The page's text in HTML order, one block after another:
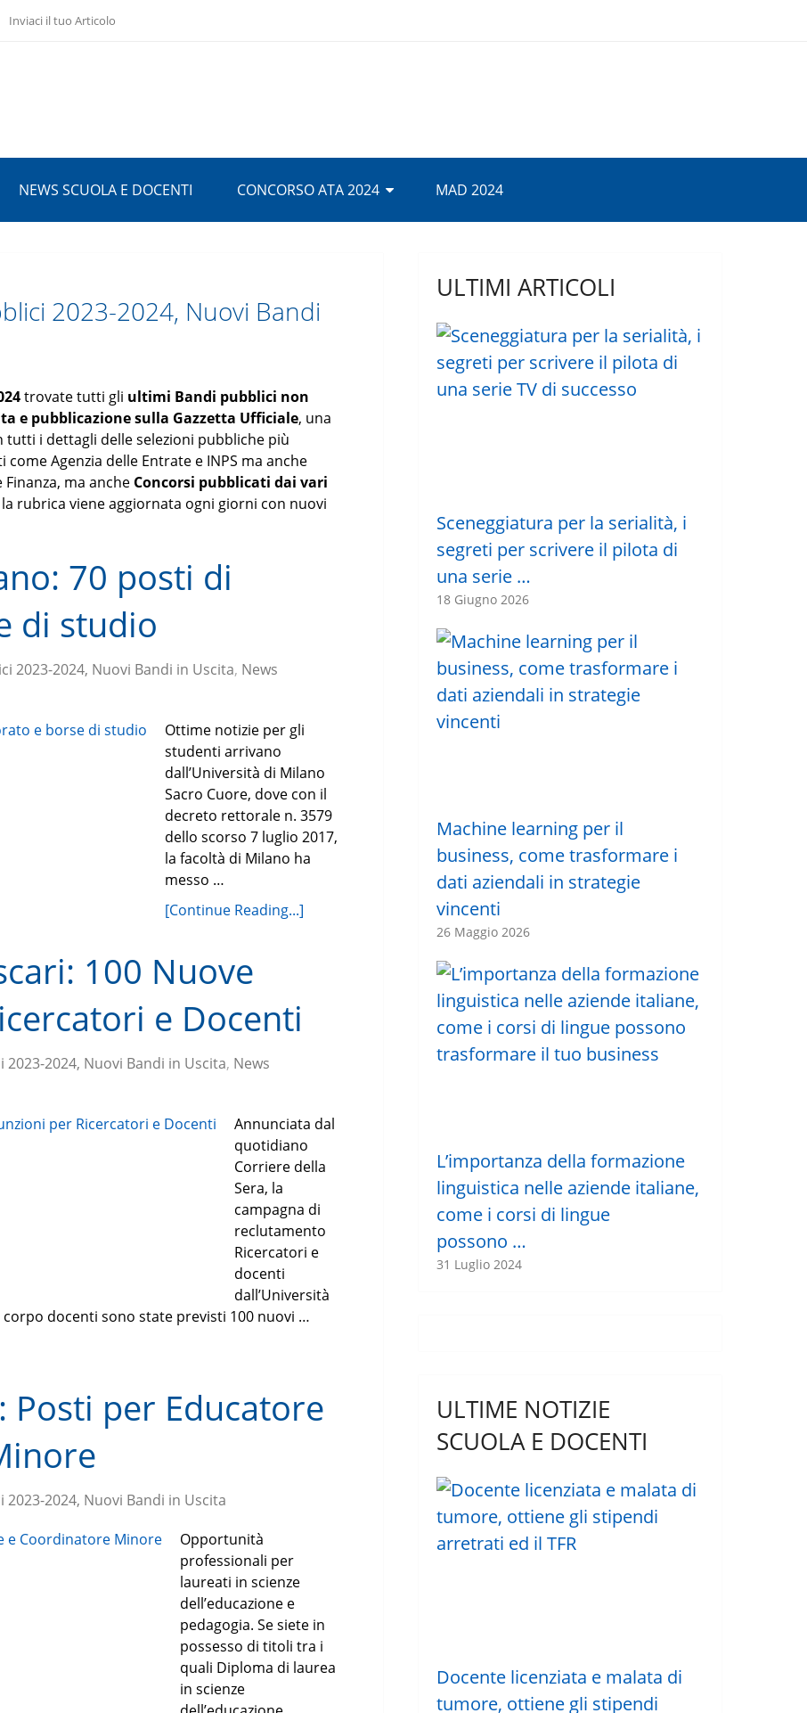
Inviaci il tuo Articolo
NEWS SCUOLA E DOCENTI CONCORSO ATA 2024 MAD 2024
2023-2024, Nuovi Bandi
trovate tutti gli ultimi Bandi pubblici non
e pubblicazione sulla Gazzetta Ufficiale, una
i dettagli delle selezioni pubbliche più
Agenzia delle Entrate e INPS ma anche
ma anche Concorsi pubblicati dai vari
la rubrica viene aggiornata ogni giorni con nuovi
70 posti di
di studio
2023-2024, Nuovi Bandi in Uscita, News
Ottime notizie per gli
studenti arrivano
dall’Università di Milano
Sacro Cuore, dove con il
decreto rettorale n. 3579
dello scorso 7 luglio 2017,
la facoltà di Milano ha
messo …
[Continue Reading...]
100 Nuove
e Docenti
2023-2024, Nuovi Bandi in Uscita, News
Annunciata dal
quotidiano
Corriere della
Sera, la
campagna di
reclutamento
Ricercatori e
docenti
dall’Università
corpo docenti sono state previsti 100 nuovi …
Posti per Educatore
2023-2024, Nuovi Bandi in Uscita
Opportunità
professionali per
laureati in scienze
dell’educazione e
pedagogia. Se siete in
possesso di titoli tra i
quali Diploma di laurea
in scienze
ULTIMI ARTICOLI
Sceneggiatura per la serialità, i
segreti per scrivere il pilota di
una serie …
18 Giugno 2026
Machine learning per il
business, come trasformare i
dati aziendali in strategie
vincenti
26 Maggio 2026
L’importanza della formazione
linguistica nelle aziende italiane,
come i corsi di lingue
possono …
31 Luglio 2024
ULTIME NOTIZIE
SCUOLA E DOCENTI
Docente licenziata e malata di
tumore, ottiene gli stipendi